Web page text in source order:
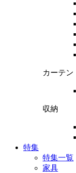
カーテン
収納
特集
特集一覧
家具